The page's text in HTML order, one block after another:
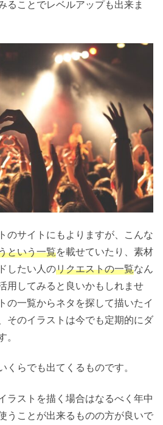
ることでレベルアップも出来ま
のサイトにもよりますが、こんな
という一覧を載せていたり、素材
したい人のリクエストの一覧なん
用してみると良いかもしれませ
の一覧からネタを探して描いたイ
そのイラストは今でも定期的にダ
くらでも出てくるものです。
ラストを描く場合はなるべく年中
うことが出来るものの方が良いで